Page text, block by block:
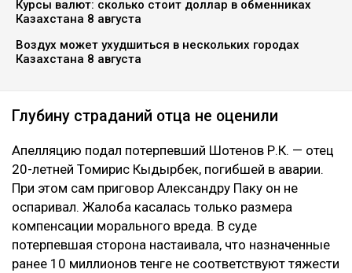
Курсы валют: сколько стоит доллар в обменниках
Казахстана 8 августа
Воздух может ухудшиться в нескольких городах
Казахстана 8 августа
Глубину страданий отца не оценили
Апелляцию подал потерпевший Шотенов Р.К. — отец
20-летней Томирис Кыдырбек, погибшей в аварии.
При этом сам приговор Александру Паку он не
оспаривал. Жалоба касалась только размера
компенсации морального вреда. В суде
потерпевшая сторона настаивала, что назначенные
ранее 10 миллионов тенге не соответствуют тяжести